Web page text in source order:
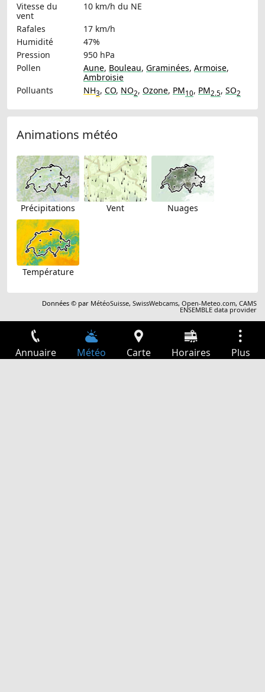
Vitesse du
vent
10 km/h du NE
Rafales
17 km/h
Humidité
47%
Pression
950 hPa
Pollen
Aune, Bouleau, Graminées, Armoise,
Ambroisie
Polluants
NH3, CO, NO2, Ozone, PM10, PM2.5, SO2
Animations météo
Précipitations Vent Nuages
Température
Données © par MétéoSuisse,SwissWebcams,Open-Meteo.com,CAMS
ENSEMBLE data provider
Annuaire Météo Carte Horaires Plus